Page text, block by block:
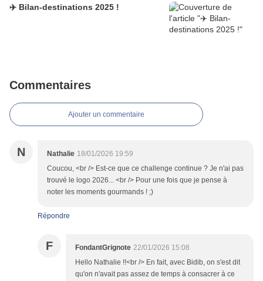
✈️ Bilan-destinations 2025 !
Commentaires
Ajouter un commentaire
N Nathalie 18/01/2026 19:59
Coucou, <br /> Est-ce que ce challenge continue ? Je n'ai pas
trouvé le logo 2026... <br /> Pour une fois que je pense à
noter les moments gourmands ! ;)
Répondre
F FondantGrignote 22/01/2026 15:08
Hello Nathalie !!<br /> En fait, avec Bidib, on s'est dit
qu'on n'avait pas assez de temps à consacrer à ce